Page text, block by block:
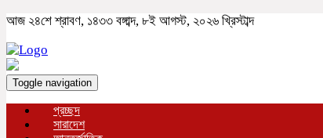
আজ ২৪শে শ্রাবণ, ১৪৩৩ বঙ্গাব্দ, ৮ই আগস্ট, ২০২৬ খ্রিস্টাব্দ
Toggle navigation
প্রচ্ছদ
সারাদেশ